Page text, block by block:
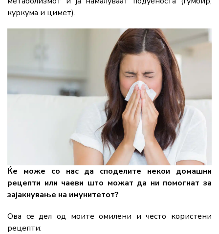
куркума и цимет).
Ќе може со нас да споделите некои домашни
рецепти или чаеви што можат да ни помогнат за
зајакнување на имунитетот?
Ова се дел од моите омилени и често користени
рецепти: